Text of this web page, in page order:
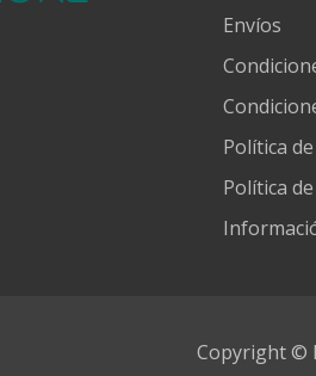
Envíos
Política
Política
Copyright ©